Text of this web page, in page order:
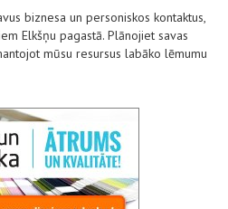
biznesa un personiskos kontaktus,
Elkšņu pagastā. Plānojiet savas
mūsu resursus labāko lēmumu